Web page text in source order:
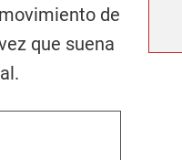
de
que suena